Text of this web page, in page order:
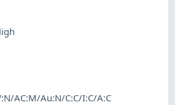
AC:M/Au:N/C:C/I:C/A:C